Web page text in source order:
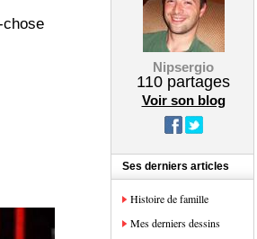
Nipsergio
110 partages
Voir son blog
Ses derniers articles
Histoire de famille
Mes derniers dessins